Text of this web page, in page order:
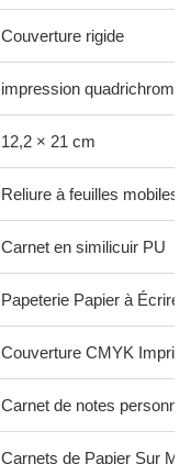
Couverture rigide
impression quadrichromie
12,2 × 21 cm
Reliure à feuilles mobiles
Carnet en similicuir PU
Papeterie Papier à Écrire
Couverture CMYK
Carnet de notes
Carnets de Papier Sur